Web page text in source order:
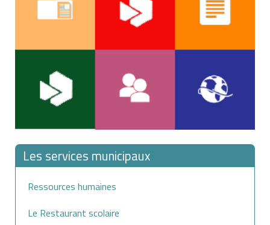
Les services municipaux
Ressources humaines
Le Restaurant scolaire